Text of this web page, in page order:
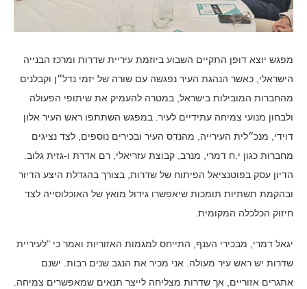
מפגש יוצא דופן התקיים השבוע ביוזמת עיריית שדרות ומרכז הבנייה
הישראלי, כאשר הנהגת העיר נפגשה עם שורה של יזמי נדל״ן וקבלנים
מהחברות המובילות בישראל, במטרה להעמיק את שיתופי הפעולה
ולבחון מנועי צמיחה עתידיים לעיר. במפגש השתתפו ראש העיר אלון
דוידי, מנכ״לית העירייה, מהנדס העיר ובכירים נוספים, לצד נציגים
מחברות כגון י.ח דמרי, מנרב, קבוצת עזריאלי, רם אדרת ו-גזית גלוב.
הדיון עסק בפוטנציאל הפיתוח של שדרות, בצורך בהגדלת היצע הדיור
ובהקמת תשתיות תומכות שיאפשרו גידול מואץ של האוכלוסייה לצד
חיזוק הכלכלה המקומית.
יגאל דמרי, מבכירי הענף, התייחס למגמות האזוריות ואמר כי "לעיריית
שדרות יש ראש עיר מעולה. אני מכיר את הנגב שנים רבות. ישנם
אתגרים אזוריים, אך שדרות מצליחה לייצר תנאים שמאפשרים צמיחה.